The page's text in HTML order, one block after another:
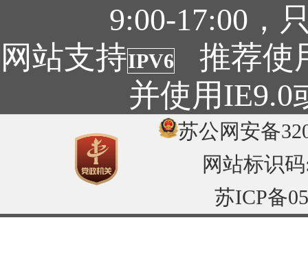
9:00-17:00，
网站支持IPV6推荐使
并使用IE9.0
苏公网安备
网站标识码
苏ICP备